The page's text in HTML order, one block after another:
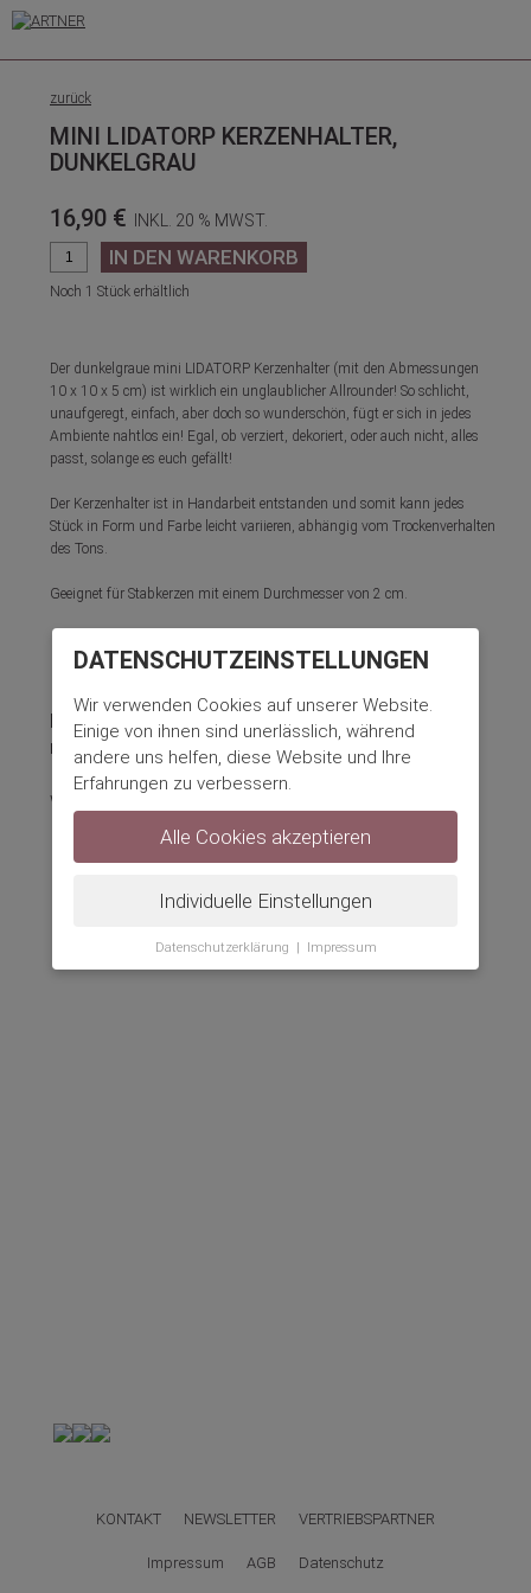
zurück
MINI LIDATORP KERZENHALTER,
DUNKELGRAU
16,90 €
INKL. 20 % MWST.
Noch 1 Stück erhältlich
Der dunkelgraue mini LIDATORP Kerzenhalter (mit den Abmessungen
10 x 10 x 5 cm) ist wirklich ein unglaublicher Allrounder! So schlicht,
unaufgeregt, einfach, aber doch so wunderschön, fügt er sich in jedes
Ambiente nahtlos ein! Egal, ob verziert, dekoriert, oder auch nicht, alles
passt, solange es euch gefällt!
Der Kerzenhalter ist in Handarbeit entstanden und somit kann jedes
Stück in Form und Farbe leicht variieren, abhängig vom Trockenverhalten
des Tons.
Geeignet für Stabkerzen mit einem Durchmesser von 2 cm.
NØRDSALON
nordisches Design in Österreich
www.nordsalon.shop
KONTAKT NEWSLETTER VERTRIEBSPARTNER
Impressum AGB Datenschutz
DATENSCHUTZ­EINSTELLUNGEN
Wir verwenden Cookies auf unserer Website.
Einige von ihnen sind unerlässlich, während
andere uns helfen, diese Website und Ihre
Erfahrungen zu verbessern.
Alle Cookies akzeptieren
Individuelle Einstellungen
Datenschutzerklärung | Impressum